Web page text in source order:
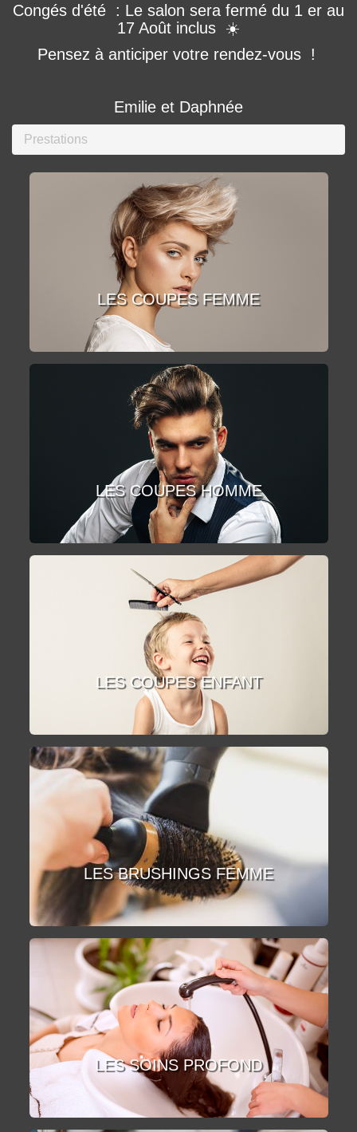
Congés d'été : Le salon sera fermé du 1 er au
17 Août inclus ☀️
Pensez à anticiper votre rendez-vous !
Emilie et Daphnée
Prestations
LES COUPES FEMME
LES COUPES HOMME
LES COUPES ENFANT
LES BRUSHINGS FEMME
LES SOINS PROFOND